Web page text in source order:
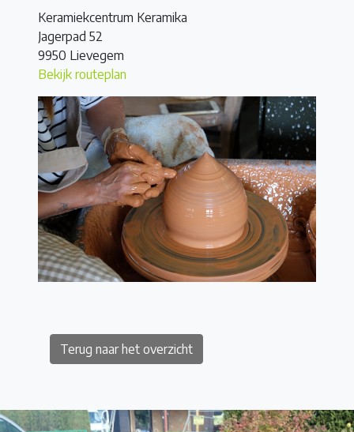
Keramiekcentrum Keramika
Jagerpad 52
9950 Lievegem
Bekijk routeplan
Terug naar het overzicht